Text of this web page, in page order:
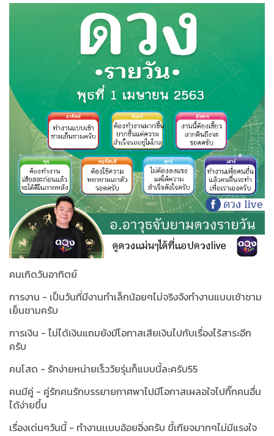
คนเกิดวันอาทิตย์
การงาน - เป็นวันที่มีงานทำเล็กน้อยๆไม่จริงจังทำงานแบบเช้าชาม
เย็นชามครับ
การเงิน - ไม่ได้เงินแถมยังมีโอกาสเสียเงินไปกับเรื่องไร้สาระอีก
ครับ
คนโสด - รักง่ายหน่ายเร็ววัยรุ่นก็แบบนี้ละครับ55
คนมีคู่ - คู่รักคนรักบรรยายกาศพาไปมีโอกาสเผลอใจไปกิ๊กคนอื่น
ได้ง่ายขึ้น
เรื่องเด่นๆวันนี้ - ทำงานเเบบอ้อยอิ่งครับ ขี้เกียจมากๆไม่มีแรงใจ